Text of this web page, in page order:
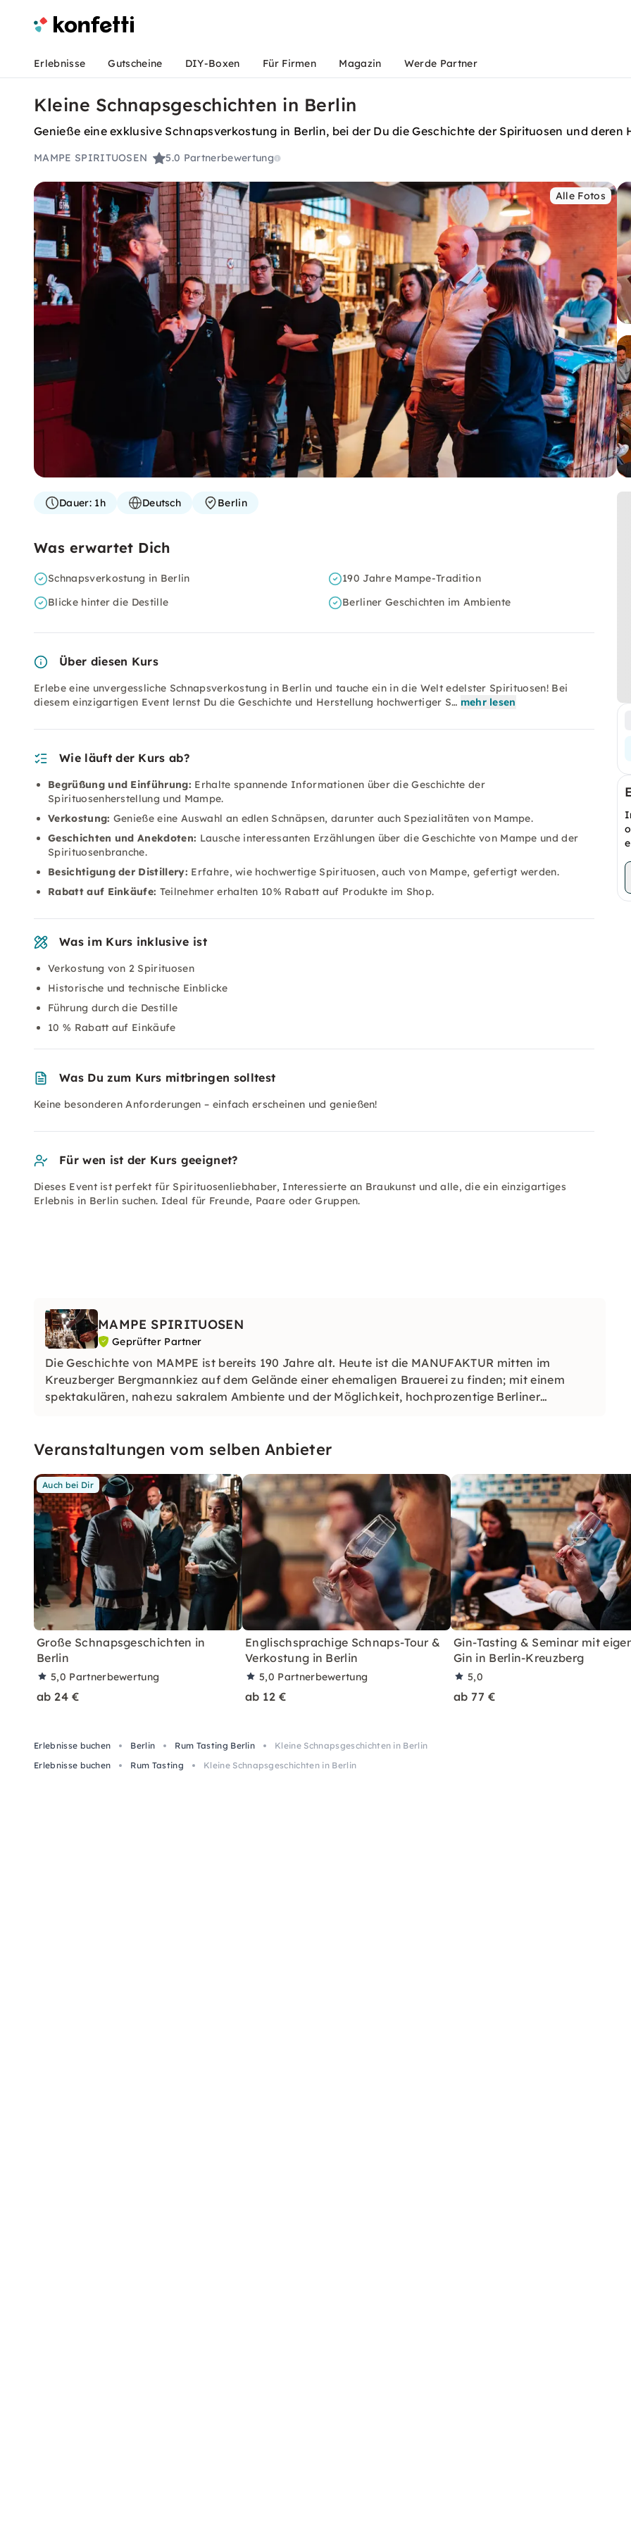
Erlebnisse Gutscheine DIY-Boxen Für Firmen Magazin Werde Partner
Kleine Schnapsgeschichten in Berlin
Genieße eine exklusive Schnapsverkostung in Berlin, bei der Du die Geschichte der Spirituosen und deren
MAMPE SPIRITUOSEN 5.0 Partnerbewertung
Alle Fotos
Dauer:1h Deutsch Berlin
Was erwartet Dich
Schnapsverkostung in Berlin
190 Jahre Mampe-Tradition
Blicke hinter die Destille
Berliner Geschichten im Ambiente
Über diesen Kurs
Erlebe eine unvergessliche Schnapsverkostung in Berlin und tauche ein in die Welt edelster Spirituosen! Bei
diesem einzigartigen Event lernst Du die Geschichte und Herstellung hochwertiger S… mehr lesen
Wie läuft der Kurs ab?
Begrüßung und Einführung: Erhalte spannende Informationen über die Geschichte der
Spirituosenherstellung und Mampe.
Verkostung: Genieße eine Auswahl an edlen Schnäpsen, darunter auch Spezialitäten von Mampe.
Geschichten und Anekdoten: Lausche interessanten Erzählungen über die Geschichte von Mampe und der
Spirituosenbranche.
Besichtigung der Distillery: Erfahre, wie hochwertige Spirituosen, auch von Mampe, gefertigt werden.
Rabatt auf Einkäufe: Teilnehmer erhalten 10% Rabatt auf Produkte im Shop.
Was im Kurs inklusive ist
Verkostung von 2 Spirituosen
Historische und technische Einblicke
Führung durch die Destille
10 % Rabatt auf Einkäufe
Was Du zum Kurs mitbringen solltest
Keine besonderen Anforderungen – einfach erscheinen und genießen!
Für wen ist der Kurs geeignet?
Dieses Event ist perfekt für Spirituosenliebhaber, Interessierte an Braukunst und alle, die ein einzigartiges
Erlebnis in Berlin suchen. Ideal für Freunde, Paare oder Gruppen.
MAMPE SPIRITUOSEN
Geprüfter Partner
Die Geschichte von MAMPE ist bereits 190 Jahre alt. Heute ist die MANUFAKTUR mitten im
Kreuzberger Bergmannkiez auf dem Gelände einer ehemaligen Brauerei zu finden; mit einem
spektakulären, nahezu sakralem Ambiente und der Möglichkeit, hochprozentige Berliner
Veranstaltungen vom selben Anbieter
Auch bei Dir
Große Schnapsgeschichten in
Berlin
5,0 Partnerbewertung
ab 24 €
Englischsprachige Schnaps-Tour &
Verkostung in Berlin
5,0 Partnerbewertung
ab 12 €
Gin-Tasting & Seminar mit
Gin in Berlin-Kreuzberg
5,0
ab 77 €
Erlebnisse buchen Berlin Rum Tasting Berlin
Kleine Schnapsgeschichten in Berlin
Erlebnisse buchen
Rum Tasting Kleine Schnapsgeschichten in Berlin